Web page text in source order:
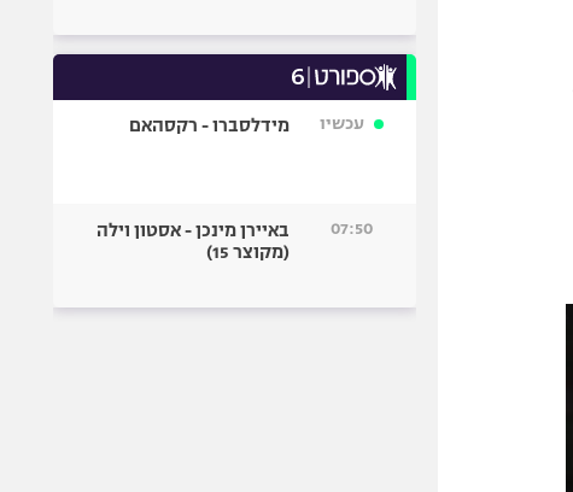
עכשיו מידלסברו - רקסהאם
07:50
באיירן מינכן - אסטון וילה
(מקוצר 15)